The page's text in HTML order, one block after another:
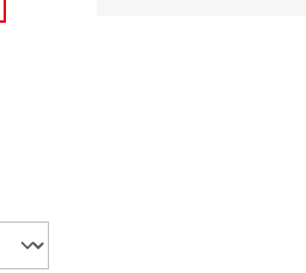
pour le moment.)